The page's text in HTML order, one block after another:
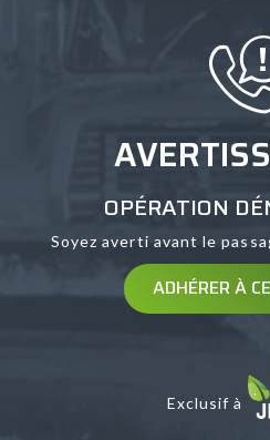
OPÉRATION
Soyez averti avant le
ADHÉRER À
Exclusif à